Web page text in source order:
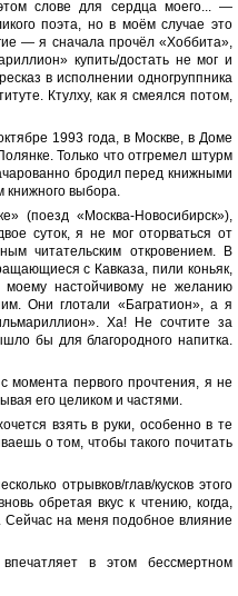
слове для сердца моего... —
поэта, но в моём случае это
— я сначала прочёл «Хоббита»,
купить/достать не мог и
в исполнении одногруппника
Ктулху, как я смеялся потом,
1993 года, в Москве, в Доме
Только что отгремел штурм
бродил перед книжными
книжного выбора.
(поезд «Москва-Новосибирск»),
суток, я не мог оторваться от
читательским откровением. В
с Кавказа, пили коньяк,
настойчивому не желанию
Они глотали «Багратион», а я
Ха! Не сочтите за
бы для благородного напитка.
первого прочтения, я не
его целиком и частями.
взять в руки, особенно в те
о том, чтобы такого почитать
отрывков/глав/кусков этого
обретая вкус к чтению, когда,
Сейчас на меня подобное влияние
в этом бессмертном